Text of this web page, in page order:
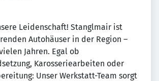
Leidenschaft! Stanglmair ist
Autohäuser in der Region –
Jahren. Egal ob
Karosseriearbeiten oder
Unser Werkstatt-Team sorgt